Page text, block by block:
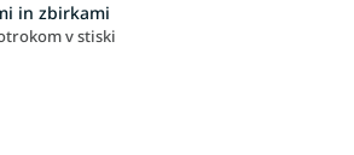
in zbirkami
v stiski